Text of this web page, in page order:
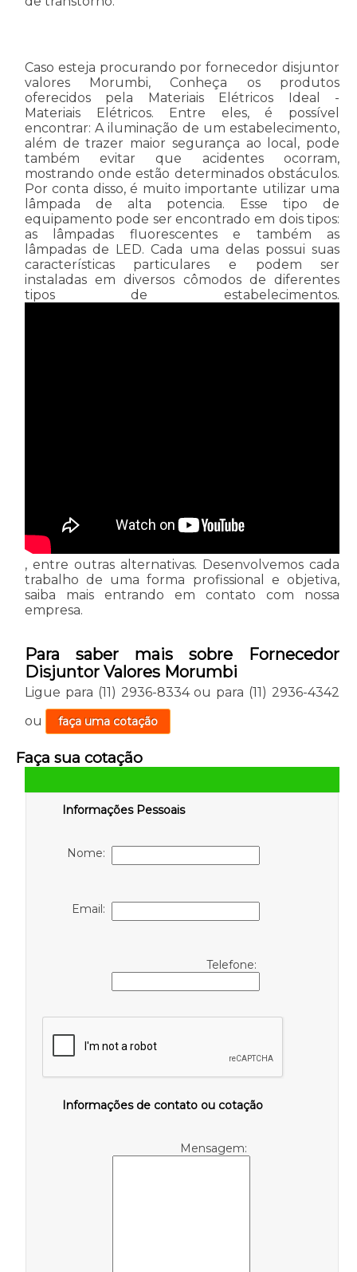
Caso esteja procurando por fornecedor disjuntor
valores Morumbi, Conheça os produtos
oferecidos pela Materiais Elétricos Ideal -
Materiais Elétricos. Entre eles, é possível
encontrar: A iluminação de um estabelecimento,
além de trazer maior segurança ao local, pode
também evitar que acidentes ocorram,
mostrando onde estão determinados obstáculos.
Por conta disso, é muito importante utilizar uma
lâmpada de alta potencia. Esse tipo de
equipamento pode ser encontrado em dois tipos:
as lâmpadas fluorescentes e também as
lâmpadas de LED. Cada uma delas possui suas
características particulares e podem ser
instaladas em diversos cômodos de diferentes
tipos de estabelecimentos.
, entre outras alternativas. Desenvolvemos cada
trabalho de uma forma profissional e objetiva,
saiba mais entrando em contato com nossa
empresa.
Para saber mais sobre Fornecedor
Disjuntor Valores Morumbi
Ligue para (11) 2936-8334ou para (11) 2936-4342
ou
faça uma cotação
Faça sua cotação
Informações Pessoais
Nome:
Email:
Telefone:
Informações de contato ou cotação
Mensagem: